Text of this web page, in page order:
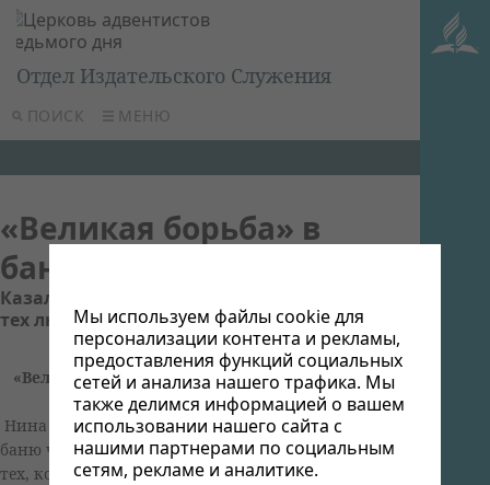
ПОИСК МЕНЮ
Отдел Издательского Служения
«Великая борьба» в
бане
Казалось,ничего не происходит в жизни
тех людей,которым подарены книги
«Великая борьба» в бане.
Нина Петровна каждый понедельник посещает
баню чтобы укрепить здоровье , а также найти
тех, кому можно рассказать о Боге и подарить
Мы используем файлы cookie для
персонализации контента и рекламы,
предоставления функций социальных
сетей и анализа нашего трафика. Мы
также делимся информацией о вашем
использовании нашего сайта с
нашими партнерами по социальным
сетям, рекламе и аналитике.